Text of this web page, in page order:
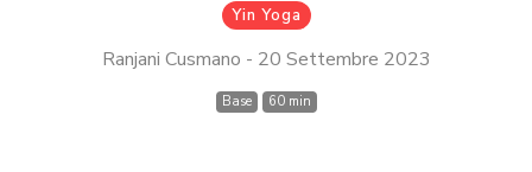
Yin Yoga
Ranjani Cusmano - 20 Settembre 2023
Base 60 min